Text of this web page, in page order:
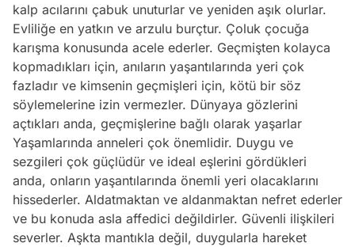
kalp acılarını çabuk unuturlar ve yeniden aşık olurlar.
Evliliğe en yatkın ve arzulu burçtur. Çoluk çocuğa
karışma konusunda acele ederler. Geçmişten kolayca
kopmadıkları için, anıların yaşantılarında yeri çok
fazladır ve kimsenin geçmişleri için, kötü bir söz
söylemelerine izin vermezler. Dünyaya gözlerini
açtıkları anda, geçmişlerine bağlı olarak yaşarlar
Yaşamlarında anneleri çok önemlidir. Duygu ve
sezgileri çok güçlüdür ve ideal eşlerini gördükleri
anda, onların yaşantılarında önemli yeri olacaklarını
hissederler. Aldatmaktan ve aldanmaktan nefret ederler
ve bu konuda asla affedici değildirler. Güvenli ilişkileri
severler. Aşkta mantıkla değil, duygularla hareket